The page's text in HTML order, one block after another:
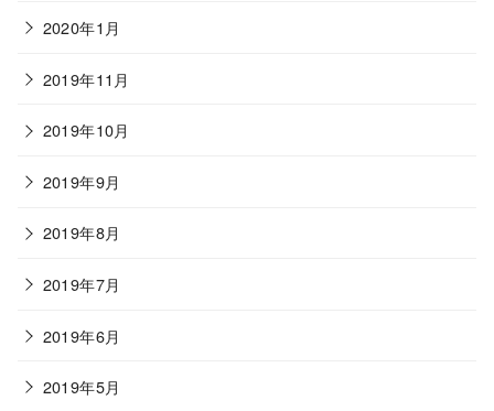
2020年1月
2019年11月
2019年10月
2019年9月
2019年8月
2019年7月
2019年6月
2019年5月